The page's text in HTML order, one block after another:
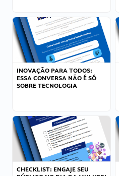
INOVAÇÃO PARA TODOS:
ESSA CONVERSA NÃO É SÓ
SOBRE TECNOLOGIA
CHECKLIST: ENGAJE SEU